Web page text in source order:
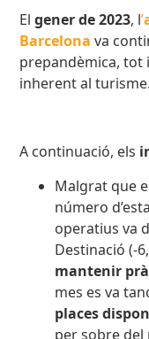
Elgener de 2023, l’
Barcelona va
prepandèmica,
inherent al turisme.
A continuació, els
Malgrat que
número
operatius va
Destinació (-
mantenir
mes es va
places
per sobre del